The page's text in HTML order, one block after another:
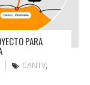
PARA
CANTV,